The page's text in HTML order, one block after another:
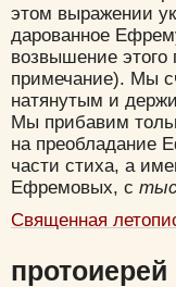
этом выражении
дарованное
возвышение этого
примечание). Мы
натянутым и
Мы прибавим
на преобладание
части стиха, а
Ефремовых, с
Священная
Удалить